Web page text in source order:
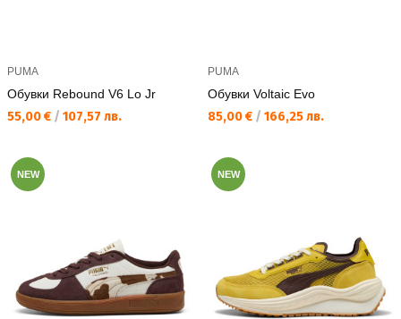
PUMA
Обувки Rebound V6 Lo Jr
Текуща цена:
55,00 € / 107,57 лв.
PUMA
Обувки Voltaic Evo
Текуща цена:
85,00 € / 166,25 лв.
NEW NEW